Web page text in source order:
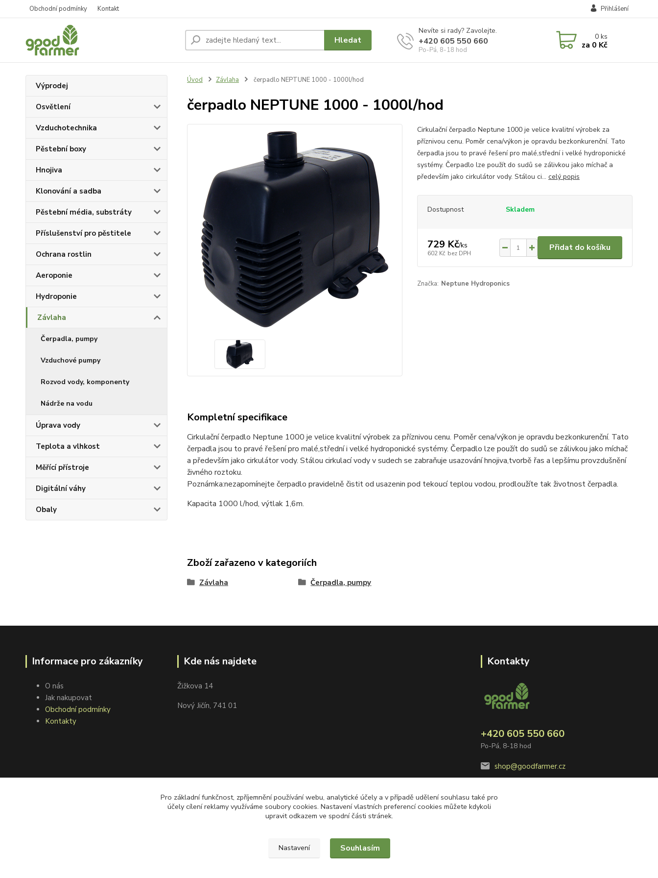
Obchodní podmínky Kontakt Přihlášení
Hledat
Nevíte si rady? Zavolejte.
+420 605 550 660
Po-Pá, 8-18 hod
0ks
za 0 Kč
Výprodej
Osvětlení
Vzduchotechnika
Pěstební boxy
Hnojiva
Klonování a sadba
Pěstební média, substráty
Příslušenství pro pěstitele
Ochrana rostlin
Aeroponie
Hydroponie
Závlaha
Čerpadla, pumpy
Vzduchové pumpy
Rozvod vody, komponenty
Nádrže na vodu
Úprava vody
Teplota a vlhkost
Měřící přístroje
Digitální váhy
Obaly
Úvod Závlaha čerpadlo NEPTUNE 1000 - 1000l/hod
čerpadlo NEPTUNE 1000 - 1000l/hod
Cirkulační čerpadlo Neptune 1000 je velice kvalitní výrobek za
příznivou cenu. Poměr cena/výkon je opravdu bezkonkurenční. Tato
čerpadla jsou to pravé řešení pro malé,střední i velké hydroponické
systémy. Čerpadlo lze použít do sudů se zálivkou jako míchač a
především jako cirkulátor vody. Stálou ci... celý popis
Dostupnost Skladem
729 Kč/ks
602 Kč bez DPH
Přidat do košíku
Značka: Neptune Hydroponics
Kompletní specifikace
Cirkulační čerpadlo Neptune 1000 je velice kvalitní výrobek za příznivou cenu. Poměr cena/výkon je opravdu bezkonkurenční. Tato
čerpadla jsou to pravé řešení pro malé,střední i velké hydroponické systémy. Čerpadlo lze použít do sudů se zálivkou jako míchač
a především jako cirkulátor vody. Stálou cirkulací vody v sudech se zabraňuje usazování hnojiva,tvorbě řas a lepšímu provzdušnění
živného roztoku.
Poznámka:nezapomínejte čerpadlo pravidelně čistit od usazenin pod tekoucí teplou vodou, prodloužíte tak životnost čerpadla.
Kapacita 1000 l/hod, výtlak 1,6m.
Zboží zařazeno v kategoriích
Závlaha Čerpadla, pumpy
Informace pro zákazníky
O nás
Jak nakupovat
Obchodní podmínky
Kontakty
Kde nás najdete
Žižkova 14
Nový Jičín, 741 01
Kontakty
+420 605 550 660
Po-Pá, 8-18 hod
shop@goodfarmer.cz
Pro základní funkčnost, zpříjemnění používání webu, analytické účely a v případě udělení souhlasu také pro
účely cílení reklamy využíváme soubory cookies. Nastavení vlastních preferencí cookies můžete kdykoli
upravit odkazem ve spodní části stránek.
Nastavení Souhlasím